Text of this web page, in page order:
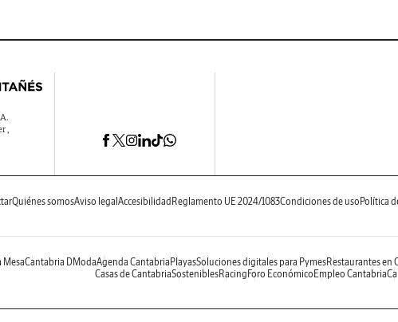
,
Quiénes somosAviso legal Accesibilidad Reglamento UE 2024/1083Condiciones de uso Política
MesaCantabria DModaAgenda Cantabria PlayasSoluciones digitales para PymesRestaurantes en
Casas de CantabriaSosteniblesRacing Foro Económico Empleo Cantabria